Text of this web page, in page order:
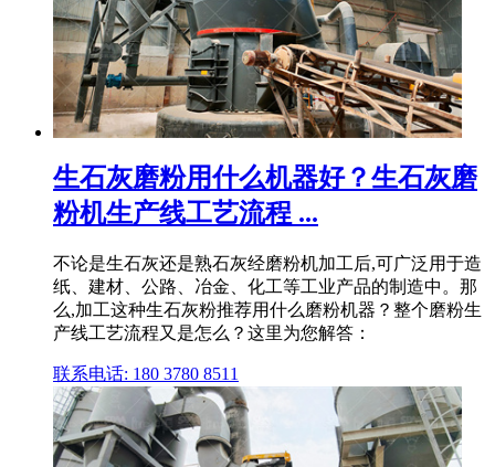
生石灰磨粉用什么机器好？生石灰磨
粉机生产线工艺流程 ...
不论是生石灰还是熟石灰经磨粉机加工后,可广泛用于造
纸、建材、公路、冶金、化工等工业产品的制造中。那
么,加工这种生石灰粉推荐用什么磨粉机器？整个磨粉生
产线工艺流程又是怎么？这里为您解答：
联系电话: 180 3780 8511